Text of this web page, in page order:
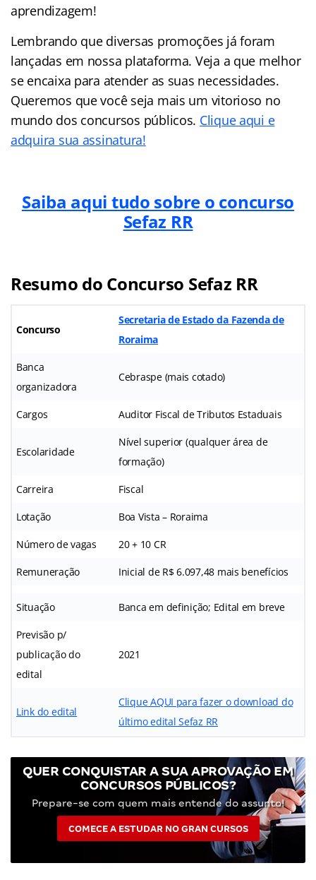
aprendizagem!
Lembrando que diversas promoções já foram
lançadas em nossa plataforma. Veja a que melhor
se encaixa para atender as suas necessidades.
Queremos que você seja mais um vitorioso no
mundo dos concursos públicos. Clique aqui e
adquira sua assinatura!
Saiba aqui tudo sobre o concurso
Sefaz RR
Resumo do Concurso Sefaz RR
Concurso
Secretaria de Estado da Fazenda de
Roraima
Banca
organizadora
Cebraspe (mais cotado)
Cargos Auditor Fiscal de Tributos Estaduais
Escolaridade
Nível superior (qualquer área de
formação)
Carreira Fiscal
Lotação Boa Vista – Roraima
Número de vagas 20 + 10 CR
Remuneração Inicial de R$ 6.097,48 mais benefícios
Situação Banca em definição; Edital em breve
Previsão p/
publicação do
edital
2021
Link do edital
Clique AQUI para fazer o download do
último edital Sefaz RR
QUER CONQUISTAR A SUA APROVAÇÃO EM
CONCURSOS PÚBLICOS?
Prepare-se com quem mais entende do assunto!
COMECE A ESTUDAR NO GRAN CURSOS